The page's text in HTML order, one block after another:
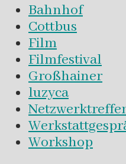
Bahnhof
Cottbus
Film
Filmfestival
Großhainer
luzyca
Workshop